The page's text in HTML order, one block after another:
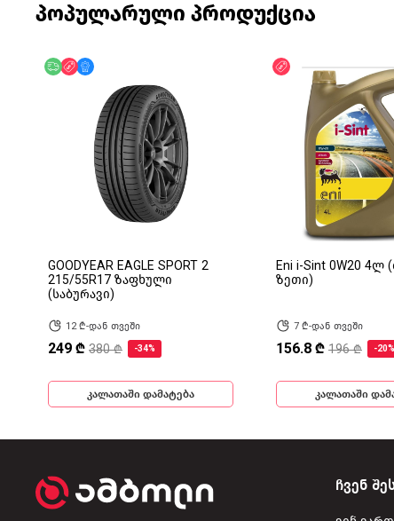
პოპულარული პროდუქცია
უფასო მიწოდება
ფასდაკლება
GOODYEAR EAGLE SPORT 2
215/55R17 ზაფხული
(საბურავი)
12 ₾-დან თვეში
249 ₾ 380 ₾ -34%
კალათაში დამატება
ფასდაკლება
Eni i-Sint 0W20 4ლ
ზეთი)
7 ₾-დან თვეში
156.8 ₾ 196 ₾ -20%
კალათაში
ჩვენ